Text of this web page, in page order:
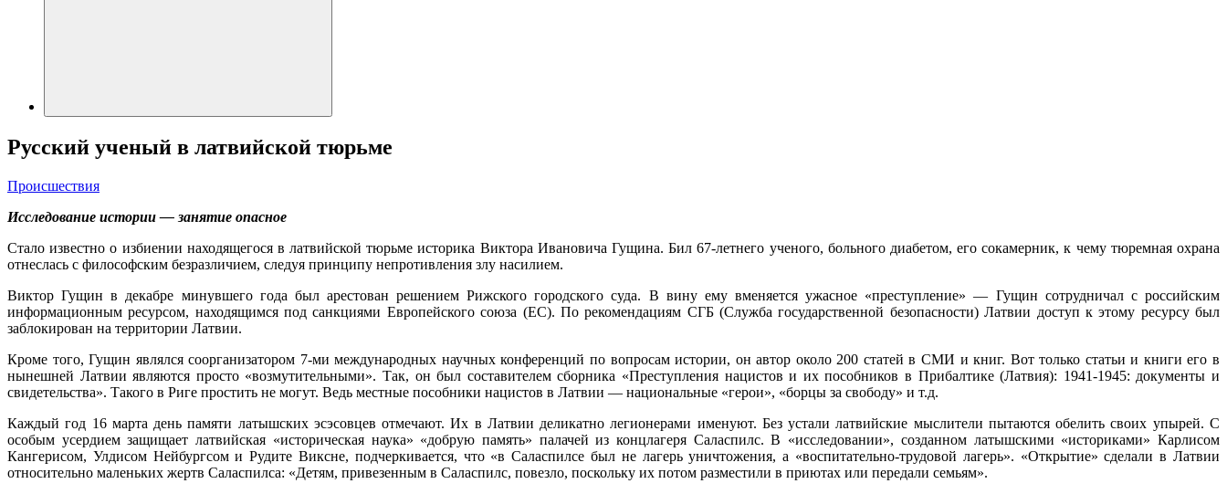
Русский ученый в латвийской тюрьме
Происшествия
Исследование истории — занятие опасное
Стало известно о избиении находящегося в латвийской тюрьме историка Виктора Ивановича Гущина. Бил 67-летнего ученого, больного диабетом, его сокамерник, к чему тюремная охрана
отнеслась с философским безразличием, следуя принципу непротивления злу насилием.
Виктор Гущин в декабре минувшего года был арестован решением Рижского городского суда. В вину ему вменяется ужасное «преступление» — Гущин сотрудничал с российским
информационным ресурсом, находящимся под санкциями Европейского союза (ЕС). По рекомендациям СГБ (Служба государственной безопасности) Латвии доступ к этому ресурсу был
заблокирован на территории Латвии.
Кроме того, Гущин являлся соорганизатором 7-ми международных научных конференций по вопросам истории, он автор около 200 статей в СМИ и книг. Вот только статьи и книги его в
нынешней Латвии являются просто «возмутительными». Так, он был составителем сборника «Преступления нацистов и их пособников в Прибалтике (Латвия): 1941-1945: документы и
свидетельства». Такого в Риге простить не могут. Ведь местные пособники нацистов в Латвии — национальные «герои», «борцы за свободу» и т.д.
Каждый год 16 марта день памяти латышских эсэсовцев отмечают. Их в Латвии деликатно легионерами именуют. Без устали латвийские мыслители пытаются обелить своих упырей. С
особым усердием защищает латвийская «историческая наука» «добрую память» палачей из концлагеря Саласпилс. В «исследовании», созданном латышскими «историками» Карлисом
Кангерисом, Улдисом Нейбургсом и Рудите Виксне, подчеркивается, что «в Саласпилсе был не лагерь уничтожения, а «воспитательно-трудовой лагерь». «Открытие» сделали в Латвии
относительно маленьких жертв Саласпилса: «Детям, привезенным в Саласпилс, повезло, поскольку их потом разместили в приютах или передали семьям».